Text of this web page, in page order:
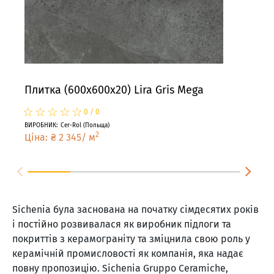
Плитка (600x600x20) Lira Gris Mega
☆
★☆
★☆
★☆
★☆
★ 0 / 0
ВИРОБНИК: Cer-Rol (Польща)
Ціна: ₴ 2 345/ м2
Sichenia була заснована на початку сімдесятих років
і постійно розвивалася як виробник підлоги та
покриттів з керамограніту та зміцнила свою роль у
керамічній промисловості як компанія, яка надає
повну пропозицію. Sichenia Gruppo Ceramiche,